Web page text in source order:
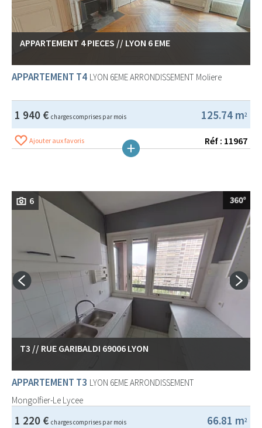
APPARTEMENT 4 PIECES // LYON 6 EME
APPARTEMENT T4 LYON 6EME ARRONDISSEMENT Moliere
125.74 m2
1 940 € charges comprises par mois
Ajouter aux favoris Réf : 11967
6
T3 // RUE GARIBALDI 69006 LYON
APPARTEMENT T3 LYON 6EME ARRONDISSEMENT
Mongolfier-Le Lycee
66.81 m2
1 220 € charges comprises par mois